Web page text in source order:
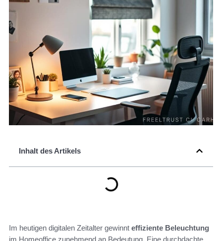
Inhalt des Artikels
Im heutigen digitalen Zeitalter gewinnt effiziente Beleuchtung